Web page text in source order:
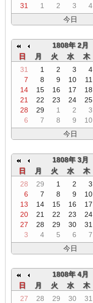
31
1 2 3 4
今日
1808年 2月
日
月 火 水 木
31
1 2 3 4
7
8 9 10 11
14
15 16 17 18
21
22 23 24 25
28
29 1 2 3
6
7 8 9 10
今日
1808年 3月
日
月 火 水 木
28
29 1 2 3
6
7 8 9 10
13
14 15 16 17
20
21 22 23 24
27
28 29 30 31
3
4 5 6 7
今日
1808年 4月
日
月 火 水 木
27
28 29 30 31